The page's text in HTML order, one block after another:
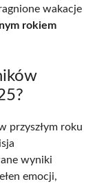
wakacje
rokiem
przyszłym roku
wyniki
emocji,